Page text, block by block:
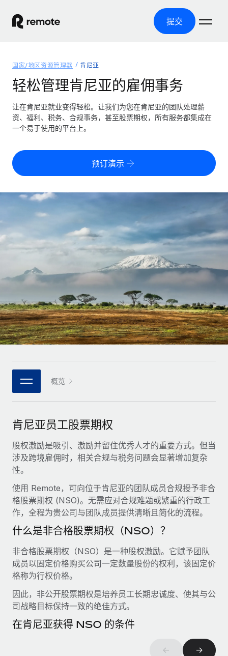
提交
产品
全球招聘
全球薪资管理
轻松运行合规薪资
零实体成本实现全球扩张
全球合规聘用合同工
全球合同工入职与管理
基础设施
Remote Embedded
将人力资源无缝融入工作流程
团队的内置核心人力资源功能
连接 新的
使用我们的 MCP 将任何人工智能工具与 Remote 平台相连
借助核心业务工具简化流程
服务
获得全球人力资源与合规方面的专家帮助
背景调查
简化候选人筛选流程
合规守望台
防范合规风险
设备管理
在全球范围内配置和跟踪 IT 设备
实体设立
快速建立合规实体
覆盖全球
美国各州浏览器
Remote 无惧对比
初创企业
为成长型企业量身打造的全球敏捷型人力资源与薪资解决方案
中型市场
通过定制化人力资源解决方案扩展团队
企业
与我们携手合作
战略技术合作伙伴
与我们共探合作机遇
案例研究
资源
工具与计算器
误分类风险计算工具
员工成本计算器
计算任何国家的员工总成本
合同工薪酬结算计算器
探索全球合同工的结算货币选项与结算速度
通过 REMOTE 学习
研究与指引
案例研究
人力资源术语表
核对表和模板
职位描述库
网络研讨会
活动
新闻室
薪金与人才洞察
洞察中心
获得支持
查看全部资源
博客
EOR compliance
As the global workforce continues to expand in response
to the demands of today’s labor market, the...
定价
中文（简体）
English
Nederlands
Français
Deutsch
Español
Italiano
Português (Portugal)
日本語
한국어
中文（简体）
登录
国家/地区资源管理器 肯尼亚
轻松管理肯尼亚的雇佣事务
让在肯尼亚就业变得轻松。让我们为您在肯尼亚的团队处理薪
资、福利、税务、合规事务，甚至股票期权，所有服务都集成在
一个易于使用的平台上。
预订演示
概览
肯尼亚员工股票期权
股权激励是吸引、激励并留住优秀人才的重要方式。但当
涉及跨境雇佣时，相关合规与税务问题会显著增加复杂
性。
使用 Remote，可向位于肯尼亚的团队成员合规授予非合
格股票期权 (NSO)。无需应对合规难题或繁重的行政工
作，全程为贵公司与团队成员提供清晰且简化的流程。
什么是非合格股票期权（NSO）？
非合格股票期权（NSO）是一种股权激励。它赋予团队
成员以固定价格购买公司一定数量股份的权利，该固定价
格称为行权价格。
因此，非公开股票期权是培养员工长期忠诚度、使其与公
司战略目标保持一致的绝佳方式。
在肯尼亚获得 NSO 的条件
← →